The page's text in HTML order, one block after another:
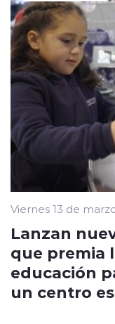
Viernes 13 de
Lanzan
que premia
educación
un centro